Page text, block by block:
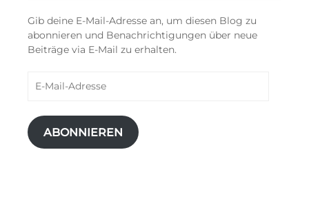
Gib deine E-Mail-Adresse an, um diesen Blog zu
abonnieren und Benachrichtigungen über neue
Beiträge via E-Mail zu erhalten.
Mail-
ABONNIEREN